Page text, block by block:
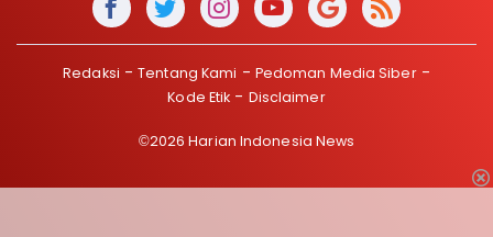
Redaksi Tentang Kami
Pedoman Media Siber
Kode Etik
Disclaimer
©2026 Harian Indonesia News